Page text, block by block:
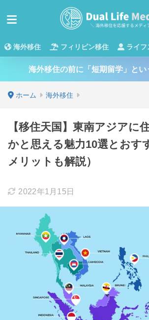
海外移住 フィリピン移住 ライフ
海外移住の前に「短期留学」と
ホーム 海外移住
【移住天国】東南アジアに
かと思える魅力10選とおす
メリットも解説）
2022年1月15日